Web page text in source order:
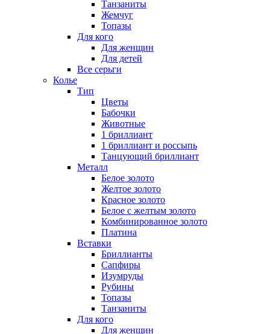
Танзаниты
Жемчуг
Топазы
Для кого
Для женщин
Для детей
Все серьги
Колье
Тип
Цветы
Бабочки
Животные
1 бриллиант
1 бриллиант и россыпь
Танцующий бриллиант
Металл
Белое золото
Желтое золото
Красное золото
Белое с желтым золото
Комбинированное золото
Платина
Вставки
Бриллианты
Сапфиры
Изумруды
Рубины
Топазы
Танзаниты
Для кого
Для женщин